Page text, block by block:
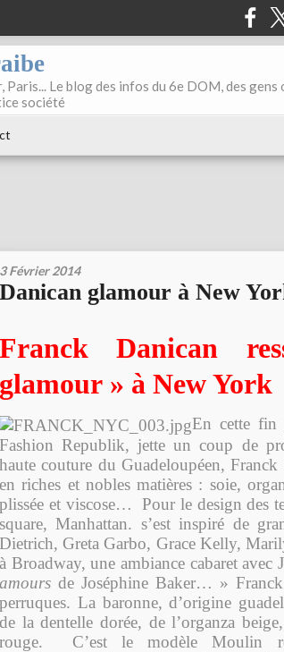
Paris... Le blog des infos du 6e DOM, des
société
3 Février 2014
Danican glamour à New
Franck Danican
glamour » à New York
En cette fin
Fashion Republik, jette un coup de
haute couture du Guadeloupéen,
en riches et nobles matières : soie,
plissée et viscose… Pour le design des
square, Manhattan. s’est inspiré de
Dietrich, Greta Garbo, Grace Kelly,
à Broadway, une ambiance cabaret
amours de Joséphine Baker… »
perruques. La baronne, d’origine
de la dentelle dorée, de l’organza
rouge. C’est le modèle Moulin